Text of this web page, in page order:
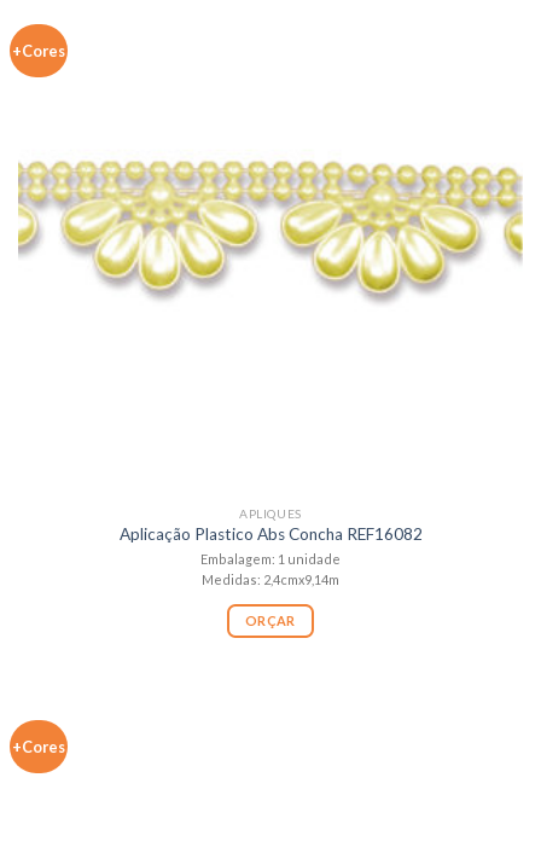
+Cores
APLIQUES
Aplicação Plastico Abs Concha REF16082
Embalagem: 1 unidade
Medidas: 2,4cmx9,14m
ORÇAR
+Cores